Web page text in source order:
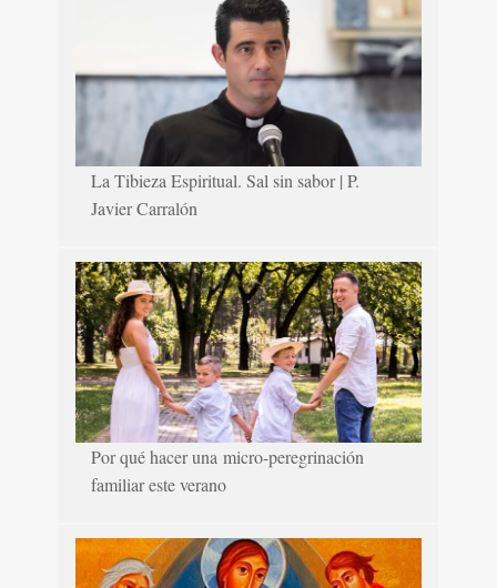
La Tibieza Espiritual. Sal sin sabor | P.
Javier Carralón
Por qué hacer una micro-peregrinación
familiar este verano